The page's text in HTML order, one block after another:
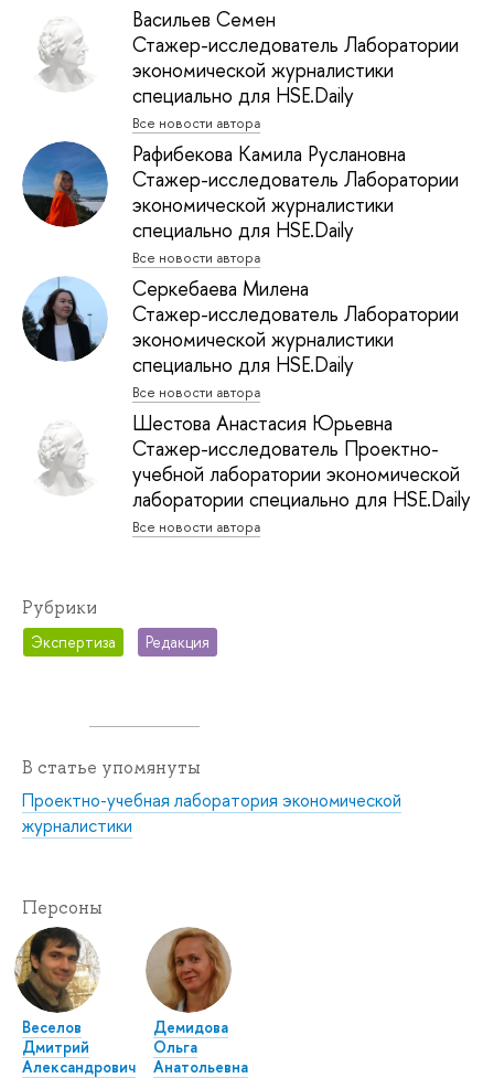
Васильев Семен
Стажер-исследователь Лаборатории
экономической журналистики
специально для HSE.Daily
Все новости автора
Рафибекова Камила Руслановна
Стажер-исследователь Лаборатории
экономической журналистики
специально для HSE.Daily
Все новости автора
Серкебаева Милена
Стажер-исследователь Лаборатории
экономической журналистики
специально для HSE.Daily
Все новости автора
Шестова Анастасия Юрьевна
Стажер-исследователь Проектно-
учебной лаборатории экономической
лаборатории специально для HSE.Daily
Все новости автора
Рубрики
Экспертиза Редакция
В статье упомянуты
Проектно-учебная лаборатория экономической
журналистики
Персоны
Веселов
Дмитрий
Александрович
Демидова
Ольга
Анатольевна